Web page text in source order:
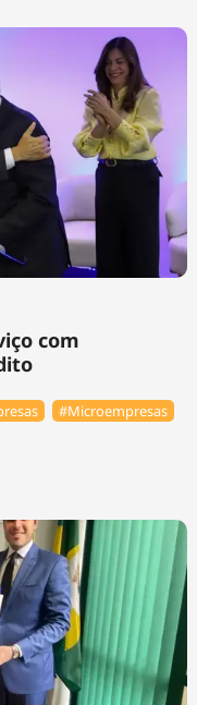
com
#Microempresas